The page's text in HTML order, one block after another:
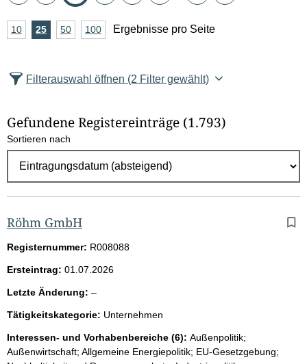
zurück
A
z
l
E
g
e
b
n
s
s
e
p
r
10Ergebnisse
25Ergebnisse
50Ergebnisse
100Ergebnisse
Ergebnisse pro Seite
Filterauswahl öffnen (2 Filter gewählt)
Gefundene Registereinträge (1.793)
Sortieren nach
Röhm GmbH
Registernummer: R008088
Ersteintrag: 01.07.2026
Letzte Änderung: –l
e
r
Tätigkeitskategorie: Unternehmen
Interessen- und Vorhabenbereiche (6): Außenpolitik;
Außenwirtschaft; Allgemeine Energiepolitik; EU-Gesetzgebung;